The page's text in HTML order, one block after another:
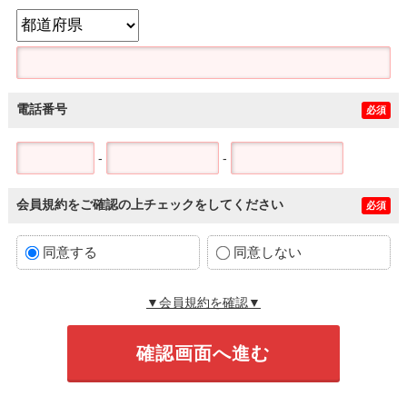
電話番号 必須
- -
会員規約をご確認の上チェックをしてください 必須
同意する 同意しない
▼会員規約を確認▼